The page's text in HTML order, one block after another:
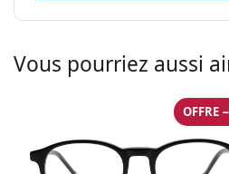
Vous pourriez aussi
OFFRE